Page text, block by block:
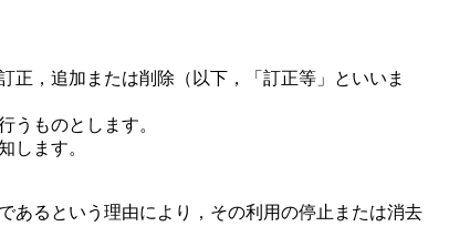
，追加または削除（以下，「訂正等」といいま
うものとします。
します。
あるという理由により，その利用の停止または消去